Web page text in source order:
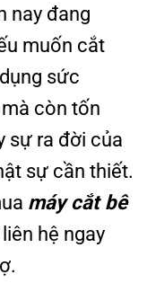
nay đang
muốn cắt
sức
còn tốn
sự ra đời của
sự cần thiết.
máy cắt bê
hệ ngay